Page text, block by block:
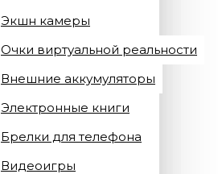
Экшн камеры
Очки виртуальной реальности
Внешние аккумуляторы
Электронные книги
Брелки для телефона
Видеоигры